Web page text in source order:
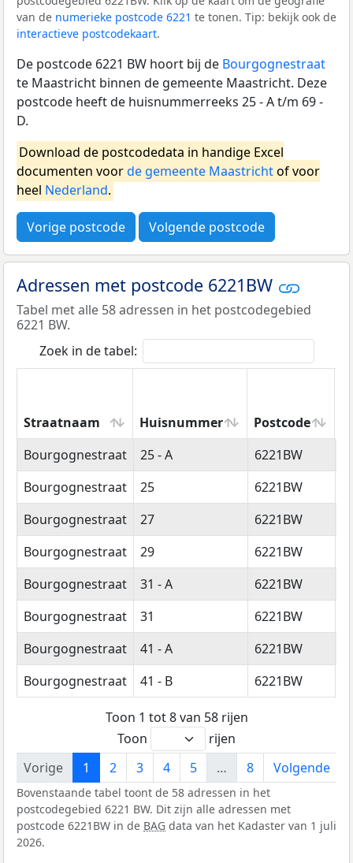
van de numerieke postcode 6221 te tonen. Tip: bekijk ook de
interactieve postcodekaart.
De postcode 6221 BW hoort bij de Bourgognestraat
te Maastricht binnen de gemeente Maastricht. Deze
postcode heeft de huisnummerreeks 25 - A t/m 69 -
D.
Download de postcodedata in handige Excel
documenten voorde gemeente Maastrichtof voor
heel Nederland.
Vorige postcode Volgende postcode
Adressen met postcode 6221BW
Tabel met alle 58 adressen in het postcodegebied
6221 BW.
Zoek in de tabel:
Straatnaam Huisnummer Postcode
Straatnaam
Huisnummer Postcode
Bourgognestraat 25 - A 6221BW
Bourgognestraat
25 6221BW
Bourgognestraat
27 6221BW
Bourgognestraat
29 6221BW
Bourgognestraat
31 - A 6221BW
Bourgognestraat
31 6221BW
Bourgognestraat
41 - A 6221BW
Bourgognestraat
41 - B 6221BW
Toon 1 tot 8 van 58 rijen
Toon
rijen
Vorige
1 2 3 4 5 … 8 Volgende
Bovenstaande tabel toont de 58 adressen in het
postcodegebied 6221 BW. Dit zijn alle adressen met
postcode 6221BW in de BAG data van het Kadaster van 1 juli
2026.